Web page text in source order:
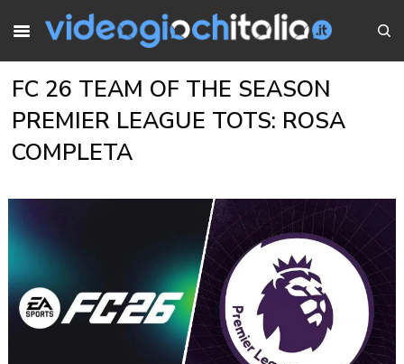
FC 26 TEAM OF THE SEASON
PREMIER LEAGUE TOTS: ROSA
COMPLETA